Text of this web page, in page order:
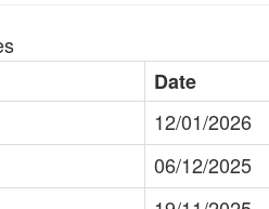
Date
12/01/2026
06/12/2025